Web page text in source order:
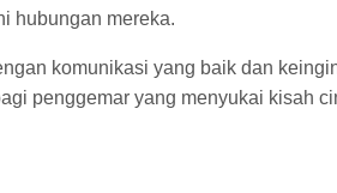
hubungan mereka.
komunikasi yang baik dan
penggemar yang menyukai kisah